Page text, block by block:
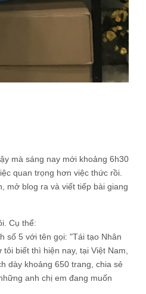
mà sáng nay mới khoảng 6h30
quan trọng hơn việc thức rồi.
mở blog ra và viết tiếp bài giang
Cụ thể:
số 5 với tên gọi: "Tái tạo Nhân
biết thì hiện nay, tại Việt Nam,
dày khoảng 650 trang, chia sẻ
anh chị em đang muốn